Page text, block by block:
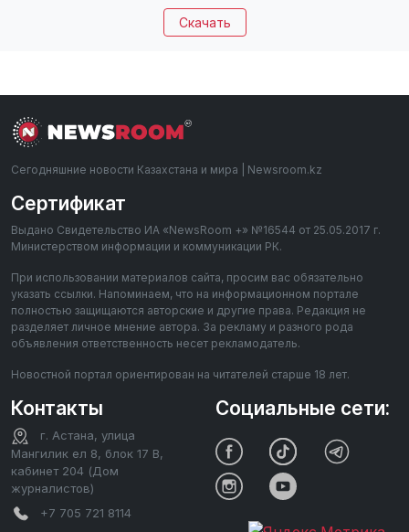
Скачать
Сегодняшние новости Казахстана и мира | Newsroom.kz
Сертификат
Выдано Свидетельство ИА «NewsRoom +» №16544 от 25.05.2017 г.
Министерством информации и коммуникации РК.
При использовании материалов сайта, просим вас обязательно
указать ссылки. Напоминаем, что на информационном портале
полностью защищаются авторские и другие права. Редакция не
разделяет личное мнение автора. За рекламу и разного рода
объявления ответственность несет рекламодатель.
Новостной портал ориентирован на читателей старше 18 лет.
Контакты
г. Астана, улица
Мангилик ел 8, блок 17 В,
кабинет 204 (Дом
журналистов)
+7 705 721 8114
Социальные сети: